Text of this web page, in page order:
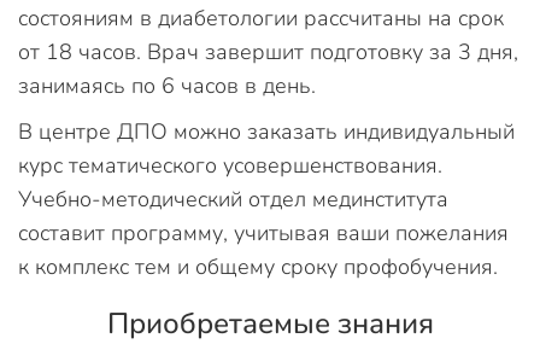
состояниям в диабетологии рассчитаны на срок
от 18 часов. Врач завершит подготовку за 3 дня,
занимаясь по 6 часов в день.
В центре ДПО можно заказать индивидуальный
курс тематического усовершенствования.
Учебно-методический отдел мединститута
составит программу, учитывая ваши пожелания
к комплекс тем и общему сроку профобучения.
Приобретаемые знания